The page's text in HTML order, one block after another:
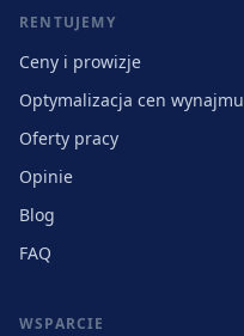
RENTUJEMY
Ceny i prowizje
Optymalizacja cen wynajmu
Oferty pracy
Opinie
Blog
FAQ
WSPARCIE